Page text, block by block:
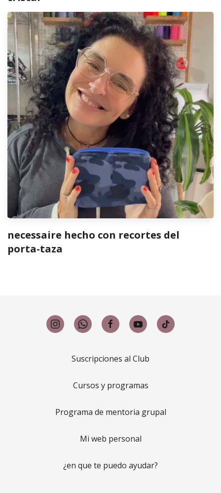
necessaire hecho con recortes del
porta-taza
Suscripciones al Club
Cursos y programas
Programa de mentoria grupal
Mi web personal
¿en que te puedo ayudar?